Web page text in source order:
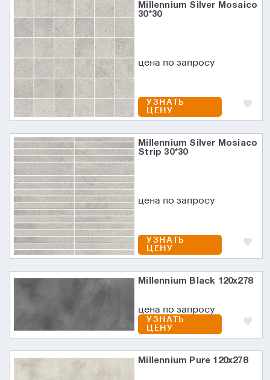
Millennium Silver Mosaico
30*30
цена по запросу
УЗНАТЬ
ЦЕНУ
Millennium Silver Mosiaco
Strip 30*30
цена по запросу
УЗНАТЬ
ЦЕНУ
Millennium Black 120x278
цена по запросу
УЗНАТЬ
ЦЕНУ
Millennium Pure 120x278